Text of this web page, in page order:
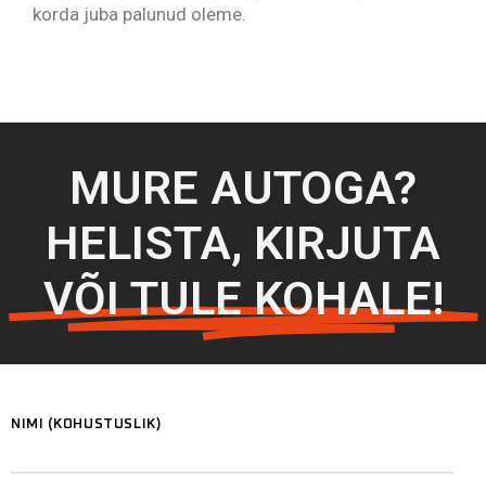
korda juba palunud oleme.
MURE AUTOGA?
HELISTA, KIRJUTA
VÕI TULE KOHALE!
NIMI (KOHUSTUSLIK)